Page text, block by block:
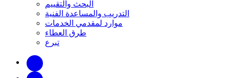
البحث والتقييم
التدريب والمساعدة الفنية
موارد لمقدمي الخدمات
طرق العطاء
تبرع